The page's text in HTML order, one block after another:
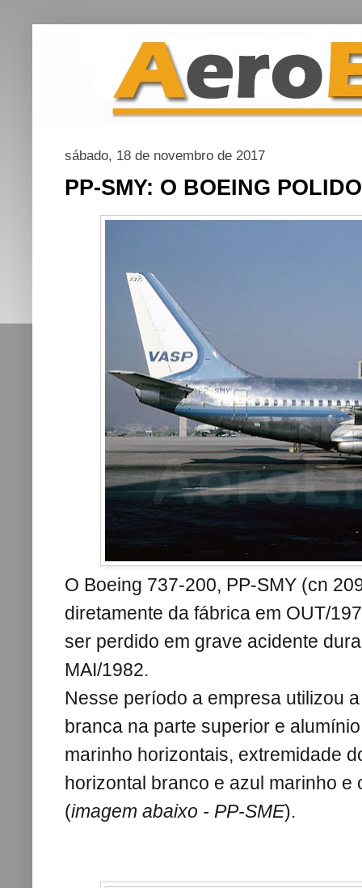
sábado, 18 de novembro de 2017
PP-SMY: O BOEING
O Boeing 737-200, PP-SMY (cn
diretamente da fábrica em OUT/
ser perdido em grave acidente
MAI/1982.
Nesse período a empresa utilizou
branca na parte superior e
marinho horizontais, extremidade
horizontal branco e azul marinho
(imagem abaixo - PP-SME).